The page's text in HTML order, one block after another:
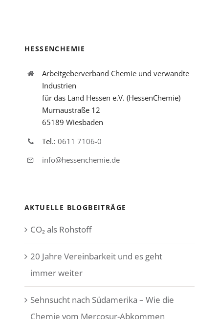
HESSENCHEMIE
Arbeitgeberverband Chemie und verwandte
Industrien
für das Land Hessen e.V. (HessenChemie)
Murnaustraße 12
65189 Wiesbaden
Tel.: 0611 7106-0
info@hessenchemie.de
AKTUELLE BLOGBEITRÄGE
CO₂ als Rohstoff
20 Jahre Vereinbarkeit und es geht
immer weiter
Sehnsucht nach Südamerika – Wie die
Chemie vom Mercosur-Abkommen